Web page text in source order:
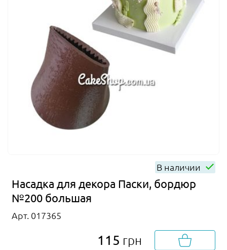
В наличии
Насадка для декора Паски, бордюр
№200 большая
Арт. 017365
115 грн